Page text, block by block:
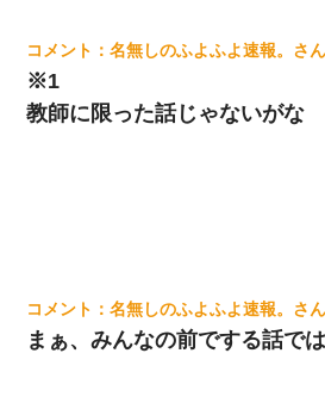
名無しのふよふよ速報。
※1
教師に限った話じゃないがな
名無しのふよふよ速報。
まぁ、みんなの前でする話で